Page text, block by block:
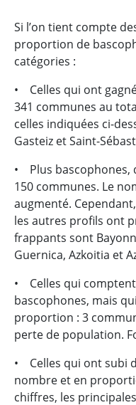
Si l’on tient compte
proportion de
catégories :
• Celles qui ont
341 communes au
celles indiquées ci-
Gasteiz et Saint-
• Plus bascophones,
150 communes. Le
augmenté.
les autres profils ont
frappants sont
Guernica, Azkoitia et
• Celles qui
bascophones, mais
proportion : 3
perte de population.
• Celles qui ont subi
nombre et en
chiffres, les